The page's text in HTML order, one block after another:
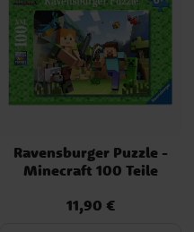
Ravensburger Puzzle -
Minecraft 100 Teile
Preis:11,90 €
11,90 €